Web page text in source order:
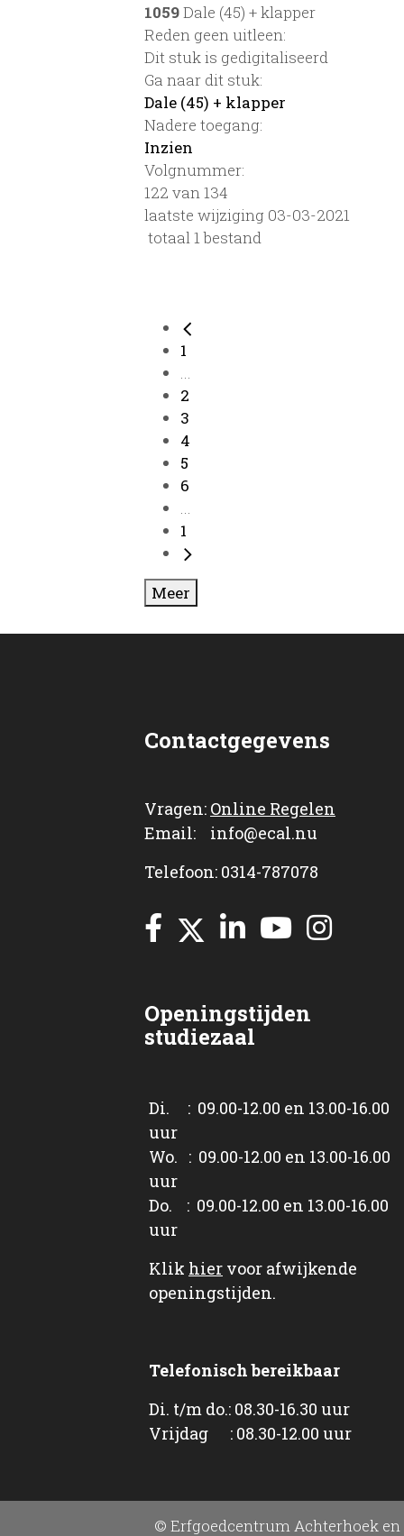
1059Dale (45) + klapper
Reden geen uitleen:
Dit stuk is gedigitaliseerd
Ga naar dit stuk:
Dale (45) + klapper
Nadere toegang:
Inzien
Volgnummer:
122 van 134
laatste wijziging 03-03-2021
totaal 1 bestand
1
...
2
3
4
5
6
...
1
Meer
Contactgegevens
Vragen: Online Regelen
Email: info@ecal.nu
Telefoon: 0314-787078
Openingstijden
studiezaal
Di. : 09.00-12.00 en 13.00-16.00
uur
Wo. : 09.00-12.00 en 13.00-16.00
uur
Do. : 09.00-12.00 en 13.00-16.00
uur
Klik hier voor afwijkende
openingstijden.
Telefonisch bereikbaar
Di. t/m do.: 08.30-16.30 uur
Vrijdag : 08.30-12.00 uur
© Erfgoedcentrum Achterhoek en